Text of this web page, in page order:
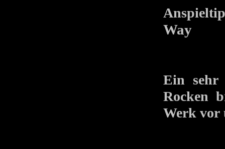
Way
Ein sehr
Rocken
Werk vor